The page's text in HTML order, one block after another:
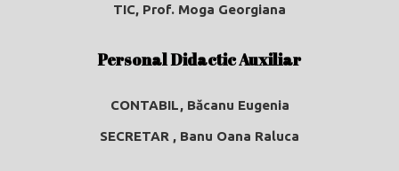
TIC, Prof. Moga Georgiana
Personal Didactic Auxiliar
CONTABIL, Băcanu Eugenia
SECRETAR , Banu Oana Raluca